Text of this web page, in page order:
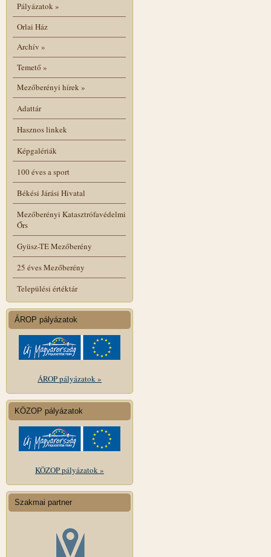
Pályázatok»
Orlai Ház
Archív »
Temető»
Mezőberényi hírek»
Adattár
Hasznos linkek
Képgalériák
100 éves a sport
Békési Járási Hivatal
Mezőberényi Katasztrófavédelmi
Őrs
Gyüsz-TE Mezőberény
25 éves Mezőberény
Települési értéktár
ÁROP pályázatok
ÁROP pályázatok »
KÖZOP pályázatok
KÖZOP pályázatok »
Szakmai partner